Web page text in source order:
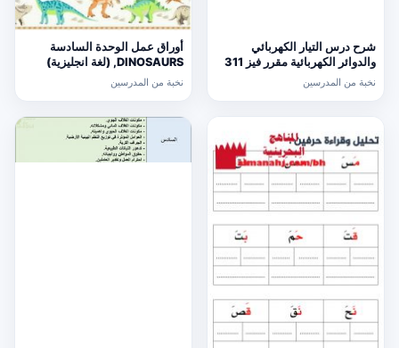
شرح درس التيار الكهربائي
والدوائر الكهربائية مقرر فيز 311
نخبة من المدرسين
أوراق عمل الوحدة السادسة
DINOSAURS, (لغة انجليزية)
نخبة من المدرسين